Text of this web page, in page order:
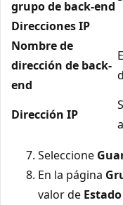
grupo de back-end
Direcciones IP
Nombre de
dirección de back-
end
Dirección IP
Seleccione
En la página
valor de